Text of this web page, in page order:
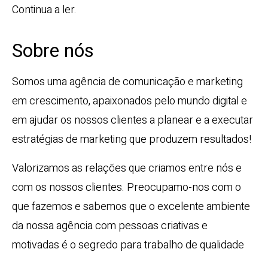
Continua a ler.
Sobre nós
Somos uma agência de comunicação e marketing
em crescimento, apaixonados pelo mundo digital e
em ajudar os nossos clientes a planear e a executar
estratégias de marketing que produzem resultados!
Valorizamos as relações que criamos entre nós e
com os nossos clientes. Preocupamo-nos com o
que fazemos e sabemos que o excelente ambiente
da nossa agência com pessoas criativas e
motivadas é o segredo para trabalho de qualidade